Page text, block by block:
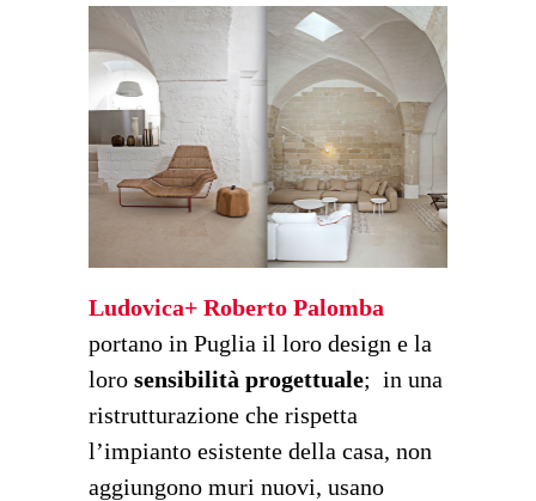
Ludovica+ Roberto Palomba
portano in Puglia il loro design e la
loro sensibilità progettuale; in una
ristrutturazione che rispetta
l’impianto esistente della casa, non
aggiungono muri nuovi, usano